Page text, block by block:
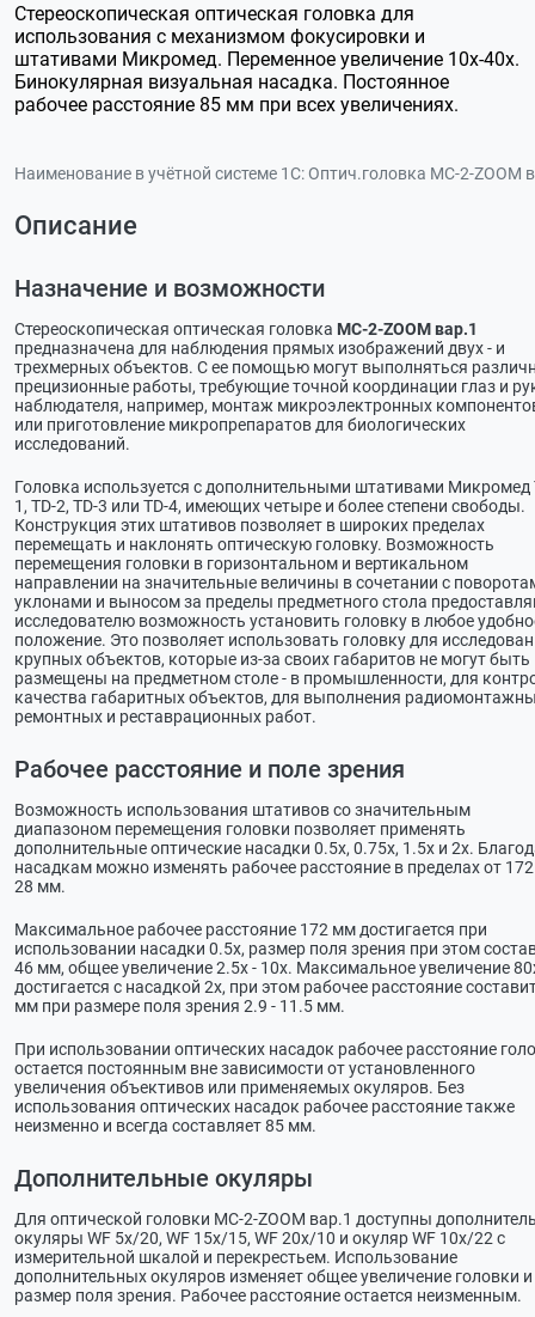
Стереоскопическая оптическая головка для
использования с механизмом фокусировки и
штативами Микромед. Переменное увеличение 10х-40х.
Бинокулярная визуальная насадка. Постоянное
рабочее расстояние 85 мм при всех увеличениях.
Наименование в учётной системе 1С:Оптич.головка МС-2-ZOOM
Описание
Назначение и возможности
Стереоскопическая оптическая головка МС-2-ZOOM вар.1
предназначена для наблюдения прямых изображений двух - и
трехмерных объектов. С ее помощью могут выполняться
прецизионные работы, требующие точной координации глаз и
наблюдателя, например, монтаж микроэлектронных
или приготовление микропрепаратов для биологических
исследований.
Головка используется с дополнительными штативами Микромед
1, TD-2, TD-3 или TD-4, имеющих четыре и более степени свободы.
Конструкция этих штативов позволяет в широких пределах
перемещать и наклонять оптическую головку. Возможность
перемещения головки в горизонтальном и вертикальном
направлении на значительные величины в сочетании с
уклонами и выносом за пределы предметного стола
исследователю возможность установить головку в любое
положение. Это позволяет использовать головку для
крупных объектов, которые из-за своих габаритов не могут быть
размещены на предметном столе - в промышленности, для
качества габаритных объектов, для выполнения
ремонтных и реставрационных работ.
Рабочее расстояние и поле зрения
Возможность использования штативов со значительным
диапазоном перемещения головки позволяет применять
дополнительные оптические насадки 0.5х, 0.75х, 1.5х и 2х.
насадкам можно изменять рабочее расстояние в пределах от
28 мм.
Максимальное рабочее расстояние 172 мм достигается при
использовании насадки 0.5х, размер поля зрения при этом
46 мм, общее увеличение 2.5х - 10х. Максимальное увеличение
достигается с насадкой 2х, при этом рабочее расстояние
мм при размере поля зрения 2.9 - 11.5 мм.
При использовании оптических насадок рабочее расстояние
остается постоянным вне зависимости от установленного
увеличения объективов или применяемых окуляров. Без
использования оптических насадок рабочее расстояние также
неизменно и всегда составляет 85 мм.
Дополнительные окуляры
Для оптической головки МС-2-ZOOM вар.1 доступны
окуляры WF 5х/20, WF 15х/15, WF 20х/10 и окуляр WF 10х/22 с
измерительной шкалой и перекрестьем. Использование
дополнительных окуляров изменяет общее увеличение головки и
размер поля зрения. Рабочее расстояние остается неизменным.